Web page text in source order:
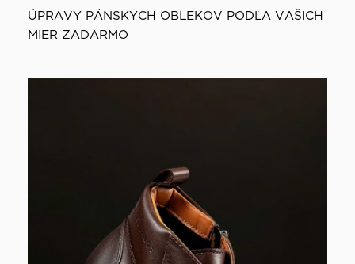
ÚPRAVY PÁNSKYCH OBLEKOV PODĽA VAŠICH
MIER ZADARMO